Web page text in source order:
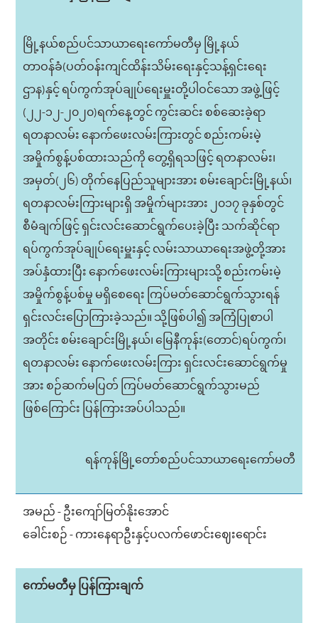
မြို့နယ်စည်ပင်သာယာရေးကော်မတီမှ မြို့နယ်
တာဝန်ခံ(ပတ်ဝန်းကျင်ထိန်းသိမ်းရေးနှင့်သန့်ရှင်းရေး
ဌာန)နှင့် ရပ်ကွက်အုပ်ချုပ်ရေးမှူးတို့ပါဝင်သော အဖွဲ့ဖြင့်
(၂၂-၁၂-၂၀၂၀)ရက်နေ့တွင် ကွင်းဆင်း စစ်ဆေးခဲ့ရာ
ရတနာလမ်း နောက်ဖေးလမ်းကြားတွင် စည်းကမ်းမဲ့
အမှိုက်စွန့်ပစ်ထားသည်ကို တွေ့ရှိရသဖြင့် ရတနာလမ်း၊
အမှတ်(၂၆) တိုက်နေပြည်သူများအား စမ်းချောင်းမြို့နယ်၊
ရတနာလမ်းကြားများရှိ အမှိုက်များအား ၂၀၁၇ ခုနှစ်တွင်
စီမံချက်ဖြင့် ရှင်းလင်းဆောင်ရွက်ပေးခဲ့ပြီး သက်ဆိုင်ရာ
ရပ်ကွက်အုပ်ချုပ်ရေးမှူးနှင့် လမ်းသာယာရေးအဖွဲ့တို့အား
အပ်နှံထားပြီး နောက်ဖေးလမ်းကြားများသို့ စည်းကမ်းမဲ့
အမှိုက်စွန့်ပစ်မှု မရှိစေရေး ကြပ်မတ်ဆောင်ရွက်သွားရန်
ရှင်းလင်းပြောကြားခဲ့သည်။ သို့ဖြစ်ပါ၍ အကြံပြုစာပါ
အတိုင်း စမ်းချောင်းမြို့နယ်၊ မြေနီကုန်း(တောင်)ရပ်ကွက်၊
ရတနာလမ်း နောက်ဖေးလမ်းကြား ရှင်းလင်းဆောင်ရွက်မှု
အား စဉ်ဆက်မပြတ် ကြပ်မတ်ဆောင်ရွက်သွားမည်
ဖြစ်ကြောင်း ပြန်ကြားအပ်ပါသည်။
ရန်ကုန်မြို့တော်စည်ပင်သာယာရေးကော်မတီ
အမည် - ဦးကျော်မြတ်နိုးအောင်
ခေါင်းစဉ် - ကားနေရာဦးနှင့်ပလက်ဖောင်းဈေးရောင်း
ကော်မတီမှ ပြန်ကြားချက်